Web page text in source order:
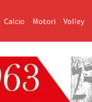
Calcio Motori Volley